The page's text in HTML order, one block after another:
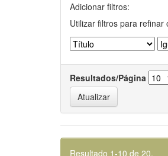
Adicionar filtros:
Utilizar filtros para refinar
Resultados/Página
Resultado 1-10 de 20.